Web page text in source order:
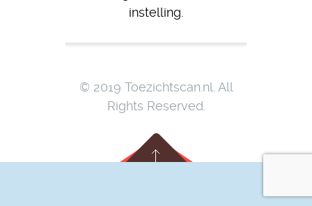
instelling.
© 2019 Toezichtscan.nl. All
Rights Reserved.